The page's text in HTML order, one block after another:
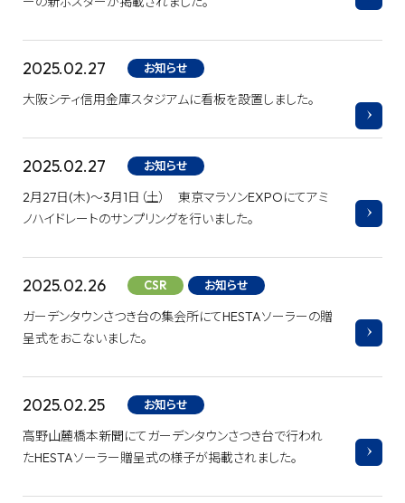
2025.02.27 お知らせ
大阪シティ信用金庫スタジアムに看板を設置しました。
2025.02.27 お知らせ
2月27日(木)～3月1日（土） 東京マラソンEXPOにてアミ
ノハイドレートのサンプリングを行いました。
2025.02.26 CSR お知らせ
ガーデンタウンさつき台の集会所にてHESTAソーラーの贈
呈式をおこないました。
2025.02.25 お知らせ
高野山麓橋本新聞にてガーデンタウンさつき台で行われ
たHESTAソーラー贈呈式の様子が掲載されました。